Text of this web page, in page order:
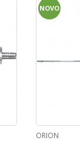
NOVO
ORION